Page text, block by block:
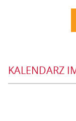
KALENDARZ